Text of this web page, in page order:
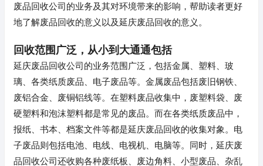
废品回收公司的业务及其对环境带来的影响，帮助读者更好
地了解废品回收的意义以及延庆废品回收的意义。
回收范围广泛，从小到大通通包括
延庆废品回收公司的业务范围广泛，包括金属、塑料、玻
璃、各类纸质废品、电子废品等。金属废品包括废旧钢铁、
废铝合金、废铜铝线等。在塑料废品收集中，废塑料袋、废
硬塑料和泡沫塑料都是常见的废品。而在各类纸质废品中，
报纸、书本、档案文件等都是延庆废品回收的收集对象。电
子废品则包括电池、电线、电视机、电脑等。同时，延庆废
品回收公司还收购各种废纸板、废边角料、小型废品、杂乱